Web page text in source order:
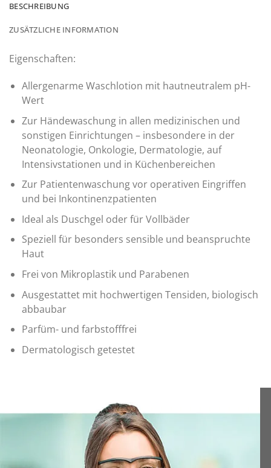
BESCHREIBUNG
ZUSÄTZLICHE INFORMATION
Eigenschaften:
Allergenarme Waschlotion mit hautneutralem pH-
Wert
Zur Händewaschung in allen medizinischen und
sonstigen Einrichtungen – insbesondere in der
Neonatologie, Onkologie, Dermatologie, auf
Intensivstationen und in Küchenbereichen
Zur Patientenwaschung vor operativen Eingriffen
und bei Inkontinenzpatienten
Ideal als Duschgel oder für Vollbäder
Speziell für besonders sensible und beanspruchte
Haut
Frei von Mikroplastik und Parabenen
Ausgestattet mit hochwertigen Tensiden, biologisch
abbaubar
Parfüm- und farbstofffrei
Dermatologisch getestet